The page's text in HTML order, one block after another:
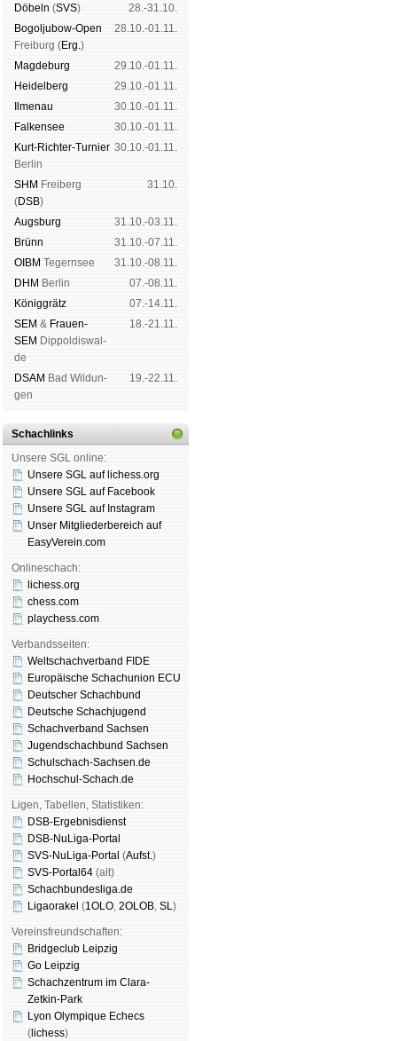
Dö­beln (SVS)
28.-31.10.
Bogoljubow-Open
Frei­burg (Erg.)
28.10.-01.11.
Mag­de­burg
29.10.-01.11.
Hei­del­berg
29.10.-01.11.
Il­me­nau
30.10.-01.11.
Fal­ken­see
30.10.-01.11.
Kurt-Rich­ter-Tur­nier
Ber­lin
30.10.-01.11.
SHM Frei­berg
(DSB)
31.10.
Augs­burg
31.10.-03.11.
Brünn
31.10.-07.11.
OIBM Tegern­see
31.10.-08.11.
DHM Ber­lin
07.-08.11.
König­grätz
07.-14.11.
SEM & Frauen-
SEM Dip­pol­dis­wal­
de
18.-21.11.
DSAM Bad Wil­dun­
gen
19.-22.11.
Schachlinks
Unsere SGL online:
Unsere SGL auf li­chess.org
Unsere SGL auf Face­book
Unsere SGL auf Insta­gram
Unser Mitgliederbereich auf
EasyVerein.com
Onlineschach:
lichess.org
chess.com
playchess.com
Verbandsseiten:
Weltschachverband FIDE
Europäische Schachunion ECU
Deutscher Schachbund
Deutsche Schachjugend
Schachverband Sachsen
Jugendschachbund Sachsen
Schulschach-Sachsen.de
Hochschul-Schach.de
Ligen, Tabellen, Statistiken:
DSB-Ergebnisdienst
DSB-NuLiga-Portal
SVS-NuLiga-Portal (Aufst.)
SVS-Portal64 (alt)
Schachbundesliga.de
Ligaorakel (1OLO, 2OLOB, SL)
Vereinsfreundschaften:
Bridgeclub Leipzig
Go Leipzig
Schachzentrum im Clara-
Zetkin-Park
Lyon Olympique Echecs
( lichess)